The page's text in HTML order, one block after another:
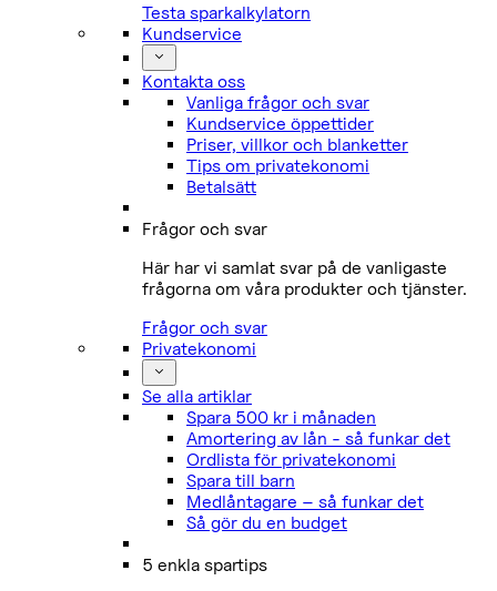
Testa sparkalkylatorn
Kundservice
Kontakta oss
Vanliga frågor och svar
Kundservice öppettider
Priser, villkor och blanketter
Tips om privatekonomi
Betalsätt
Frågor och svar
Här har vi samlat svar på de vanligaste
frågorna om våra produkter och tjänster.
Frågor och svar
Privatekonomi
Se alla artiklar
Spara 500 kr i månaden
Amortering av lån - så funkar det
Ordlista för privatekonomi
Spara till barn
Medlåntagare – så funkar det
Så gör du en budget
5 enkla spartips